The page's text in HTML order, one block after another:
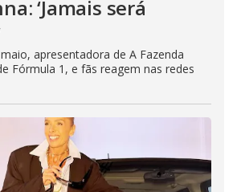
‘Jamais será
apresentadora de A Fazenda
Fórmula 1, e fãs reagem nas redes